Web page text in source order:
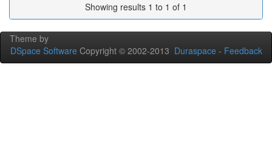
Showing results 1 to 1 of 1
Theme by
DSpace Software Copyright © 2002-2013 Duraspace - Feedback